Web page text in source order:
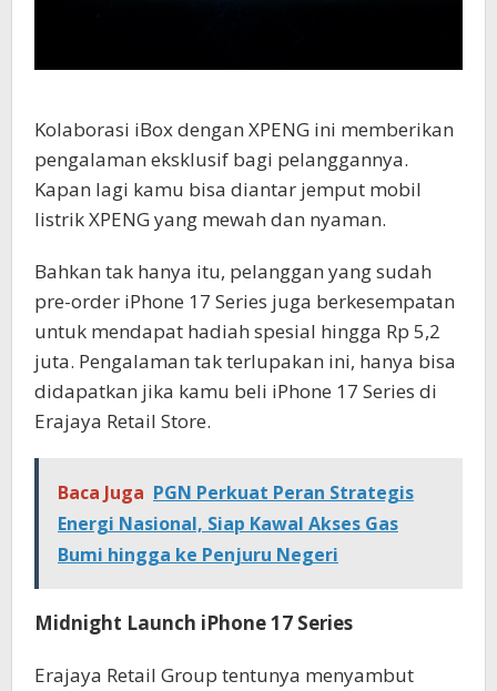
Kolaborasi iBox dengan XPENG ini memberikan
pengalaman eksklusif bagi pelanggannya.
Kapan lagi kamu bisa diantar jemput mobil
listrik XPENG yang mewah dan nyaman.
Bahkan tak hanya itu, pelanggan yang sudah
pre-order iPhone 17 Series juga berkesempatan
untuk mendapat hadiah spesial hingga Rp 5,2
juta. Pengalaman tak terlupakan ini, hanya bisa
didapatkan jika kamu beli iPhone 17 Series di
Erajaya Retail Store.
Baca Juga PGN Perkuat Peran Strategis
Energi Nasional, Siap Kawal Akses Gas
Bumi hingga ke Penjuru Negeri
Midnight Launch iPhone 17 Series
Erajaya Retail Group tentunya menyambut